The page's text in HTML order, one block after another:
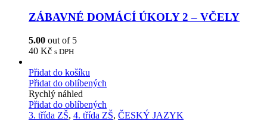
ZÁBAVNÉ DOMÁCÍ ÚKOLY 2 – VČELY
5.00 out of 5
40 Kč s DPH
Přidat do košíku
Přidat do oblíbených
Rychlý náhled
Přidat do oblíbených
3. třída ZŠ, 4. třída ZŠ, ČESKÝ JAZYK